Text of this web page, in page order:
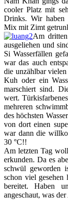
cooler Platz mit
Drinks. Wir haben
Mix mit Zimt
Am
ausgeliehen und
Si Wasserfällen
war das auch
die unzählbar
Kuh oder ein
marschiert sind.
wert.
mehreren
des höchsten
von dort einen
war dann die
30 °C!!
Am letzten Tag
erkunden. Da es
schwül geworden
schon viel gesehen
bereitet. Haben
angeschaut, was